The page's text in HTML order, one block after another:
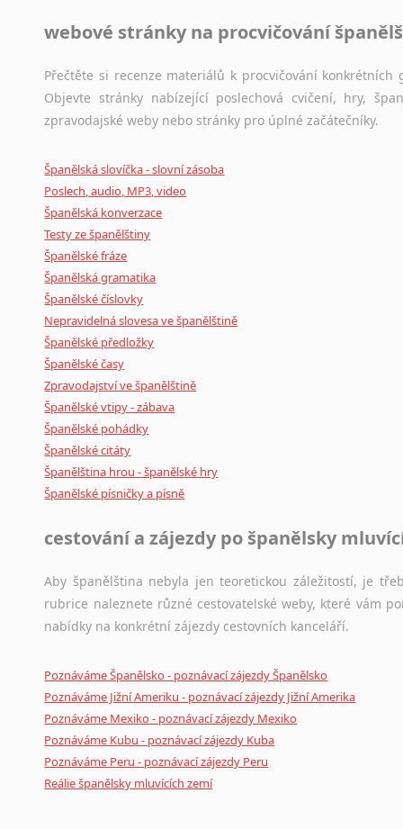
webové stránky na procvičování
Přečtěte si recenze materiálů k procvičování
Objevte stránky nabízející poslechová cvičení, hry,
zpravodajské weby nebo stránky pro úplné začátečníky.
Španělská slovíčka - slovní zásoba
Poslech, audio, MP3, video
Španělská konverzace
Testy ze španělštiny
Španělské fráze
Španělská gramatika
Španělské číslovky
Nepravidelná slovesa ve španělštině
Španělské předložky
Španělské časy
Zpravodajství ve španělštině
Španělské vtipy - zábava
Španělské pohádky
Španělské citáty
Španělština hrou - španělské hry
Španělské písničky a písně
cestování a zájezdy po španělsky
Aby španělština nebyla jen teoretickou záležitostí, je
rubrice naleznete různé cestovatelské weby, které vám
nabídky na konkrétní zájezdy cestovních kanceláří.
Poznáváme Španělsko - poznávací zájezdy Španělsko
Poznáváme Jižní Ameriku - poznávací zájezdy Jižní Amerika
Poznáváme Mexiko - poznávací zájezdy Mexiko
Poznáváme Kubu - poznávací zájezdy Kuba
Poznáváme Peru - poznávací zájezdy Peru
Reálie španělsky mluvících zemí